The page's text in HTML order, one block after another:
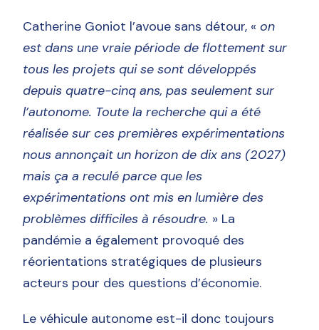
Catherine Goniot l’avoue sans détour, «on
est dans une vraie période de flottement sur
tous les projets qui se sont développés
depuis quatre-cinq ans, pas seulement sur
l’autonome. Toute la recherche qui a été
réalisée sur ces premières expérimentations
nous annonçait un horizon de dix ans (2027)
mais ça a reculé parce que les
expérimentations ont mis en lumière des
problèmes difficiles à résoudre. » La
pandémie a également provoqué des
réorientations stratégiques de plusieurs
acteurs pour des questions d’économie.
Le véhicule autonome est-il donc toujours